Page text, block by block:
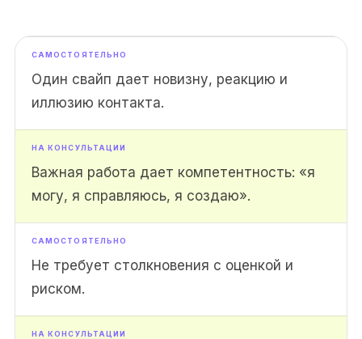
Один свайп дает новизну, реакцию и
иллюзию контакта.
Важная работа дает компетентность: «я
могу, я справляюсь, я создаю».
Не требует столкновения с оценкой и
риском.